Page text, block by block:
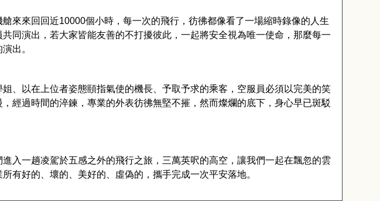
來來回回近10000個小時，每一次的飛行，彷彿都像看了一場縮時錄像的人生
同演出，若大家皆能友善的不打擾彼此，一起將安全視為唯一使命，那麼每一
出。
、以在上位者姿態頤指氣使的機長、予取予求的乘客，空服員必須以完美的笑
經過時間的淬鍊，專業的外表彷彿無堅不摧，然而燦爛的底下，身心早已斑駁
入一趟凌駕於五感之外的飛行之旅，三萬英呎的高空，讓我們一起在飄忽的雲
有好的、壞的、美好的、虛偽的，攜手完成一次平安落地。